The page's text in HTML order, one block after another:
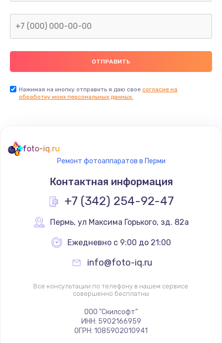
Нажимая на кнопку отправить я даю свое согласие на
обработку моих персональных данных.
foto-iq.ru
Ремонт фотоаппаратов в Перми
Контактная информация
+7 (342) 254-92-47
Пермь, ул Максима Горького, зд. 82а
Ежедневно с 9:00 до 21:00
info@foto-iq.ru
Все консультации по телефону в нашем сервисе
совершенно бесплатны
ООО "Скилсофт"
ИНН: 5902166959
ОГРН: 1085902010941